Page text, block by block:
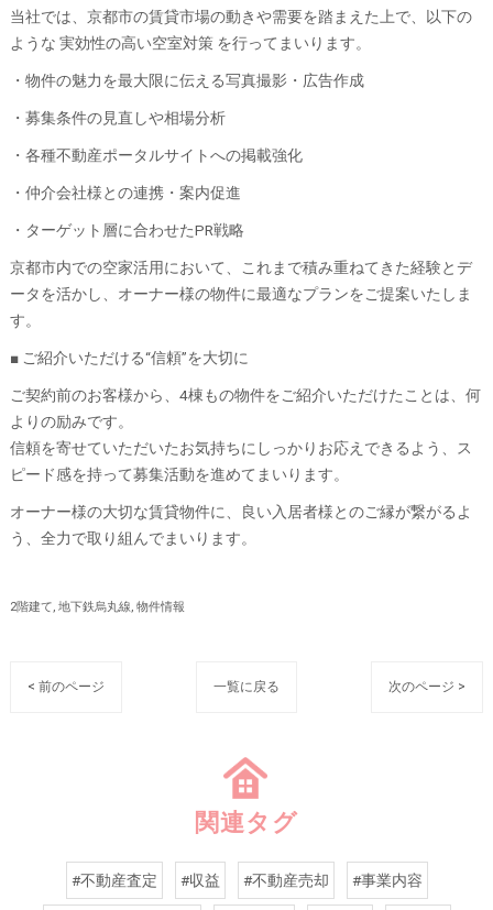
当社では、京都市の賃貸市場の動きや需要を踏まえた上で、以下の
ような 実効性の高い空室対策 を行ってまいります。
・物件の魅力を最大限に伝える写真撮影・広告作成
・募集条件の見直しや相場分析
・各種不動産ポータルサイトへの掲載強化
・仲介会社様との連携・案内促進
・ターゲット層に合わせたPR戦略
京都市内での空家活用において、これまで積み重ねてきた経験とデ
ータを活かし、オーナー様の物件に最適なプランをご提案いたしま
す。
■ ご紹介いただける“信頼”を大切に
ご契約前のお客様から、4棟もの物件をご紹介いただけたことは、何
よりの励みです。
信頼を寄せていただいたお気持ちにしっかりお応えできるよう、ス
ピード感を持って募集活動を進めてまいります。
オーナー様の大切な賃貸物件に、良い入居者様とのご縁が繋がるよ
う、全力で取り組んでまいります。
2階建て 地下鉄烏丸線 物件情報
< 前のページ 一覧に戻る 次のページ >
関連タグ
#不動産査定 #収益 #不動産売却 #事業内容